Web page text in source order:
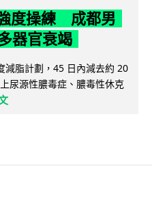
度操練 成都男
器官衰竭
減脂計劃，45 日內減去約 20
尿源性膿毒症、膿毒性休克